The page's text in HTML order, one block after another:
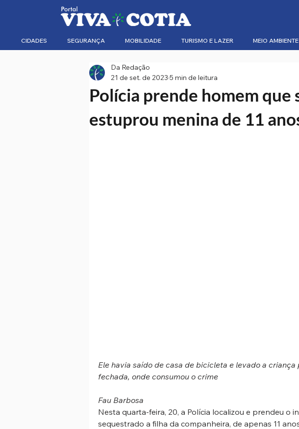
CIDADES SEGURANÇA MOBILIDADE TURISMO E LAZER MEIO AMBIENTE
Polícia prende homem que
estuprou menina de 11
Da Redação
21 de set. de 2023 5 min de leitura
Ele havia saído de casa de bicicleta e levado a criança
fechada, onde consumou o crime
Fau Barbosa
Nesta quarta-feira, 20, a Polícia localizou e prendeu o
sequestrado a filha da companheira, de apenas 11